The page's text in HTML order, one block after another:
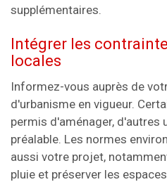
supplémentaires.
Intégrer les
locales
Informez-vous auprès de
d'urbanisme en vigueur.
permis d'aménager, d'autres
préalable. Les normes
aussi votre projet,
pluie et préserver les